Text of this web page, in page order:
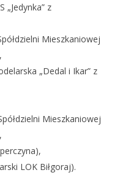
„Jedynka” z
Mieszkaniowej
„Dedal i Ikar” z
Mieszkaniowej
LOK Biłgoraj).